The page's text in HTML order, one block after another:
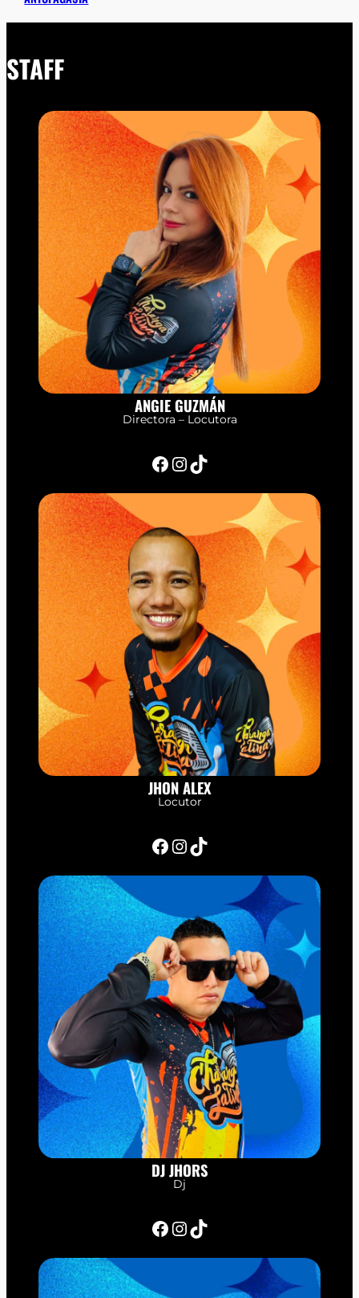
STAFF
ANGIE GUZMÁN
Directora – Locutora
Facebook InstagramTikTok
JHON ALEX
Locutor
Facebook InstagramTikTok
DJ JHORS
Dj
Facebook InstagramTikTok